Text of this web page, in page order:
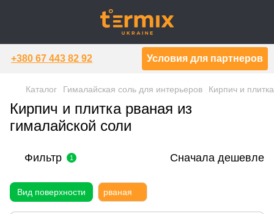
+380 67 443 82 92 Условия для партнеров
Каталог Гималайская соль для интерьеров Кирпич и плитка
Кирпич и плитка рваная из
гималайской соли
Фильтр 1 Сначала дешевле
Вид поверхности рваная